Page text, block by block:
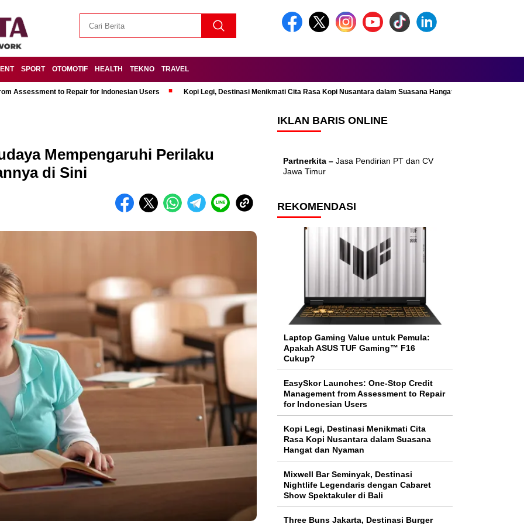
SPORT OTOMOTIF HEALTH TEKNO TRAVEL
Assessment to Repair for Indonesian Users Kopi Legi, Destinasi Menikmati Cita Rasa Kopi Nusantara dalam Suasana Hangat dan Nyaman
Mempengaruhi Perilaku
di Sini
IKLAN BARIS ONLINE
Partnerkita – Jasa Pendirian PT dan CV
Jawa Timur
REKOMENDASI
Laptop Gaming Value untuk Pemula:
Apakah ASUS TUF Gaming™ F16
Cukup?
EasySkor Launches: One-Stop Credit
Management from Assessment to Repair
for Indonesian Users
Kopi Legi, Destinasi Menikmati Cita
Rasa Kopi Nusantara dalam Suasana
Hangat dan Nyaman
Mixwell Bar Seminyak, Destinasi
Nightlife Legendaris dengan Cabaret
Show Spektakuler di Bali
Three Buns Jakarta, Destinasi Burger